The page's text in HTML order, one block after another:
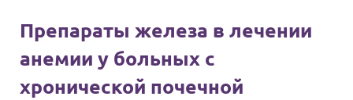
Препараты железа в лечении
анемии у больных с
хронической почечной